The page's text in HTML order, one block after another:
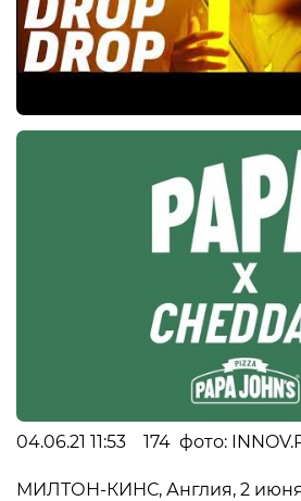
04.06.21 11:53 174 фото:
МИЛТОН-КИНС, Англия, 2 июня